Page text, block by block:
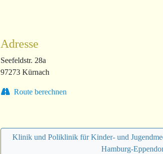
Adresse
Seefeldstr. 28a
97273 Kürnach
Route berechnen
Klinik und Poliklinik für Kinder- und
Hamburg-